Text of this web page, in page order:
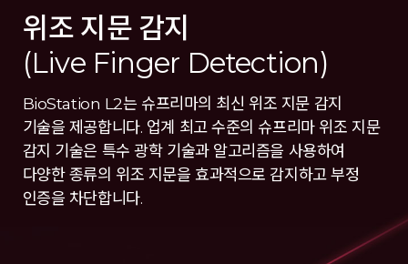
위조 지문 감지
(Live Finger Detection)
BioStation L2는 슈프리마의 최신 위조 지문 감지
기술을 제공합니다. 업계 최고 수준의 슈프리마 위조 지문
감지 기술은 특수 광학 기술과 알고리즘을 사용하여
다양한 종류의 위조 지문을 효과적으로 감지하고 부정
인증을 차단합니다.